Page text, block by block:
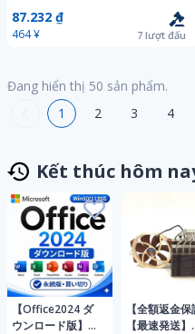
Plus 永続版 認証保証
87.232 ₫
464 ¥ 7 lượt đấu
Đang hiển thị 50 sản phẩm.
1
2 3 4
Kết thúc hôm
【Office2024 ダ
ウンロード版】
【全額返金保
【最速発送】